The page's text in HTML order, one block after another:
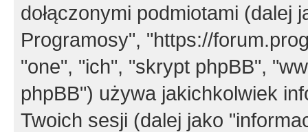
dołączonymi podmiotami (dalej
Programosy", "https://
"one", "ich", "skrypt phpBB",
phpBB") używa jakichkolwiek
Twoich sesji (dalej jako